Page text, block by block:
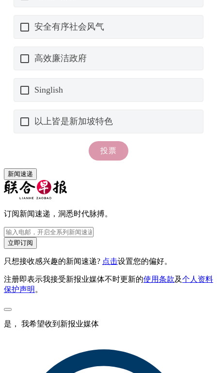
新闻速递
订阅新闻速递，洞悉时代脉搏。
立即订阅
只想接收感兴趣的新闻速递? 点击设置您的偏好。
注册即表示我接受新报业媒体不时更新的使用条款及个人资料
保护声明 。
是， 我希望收到新报业媒体